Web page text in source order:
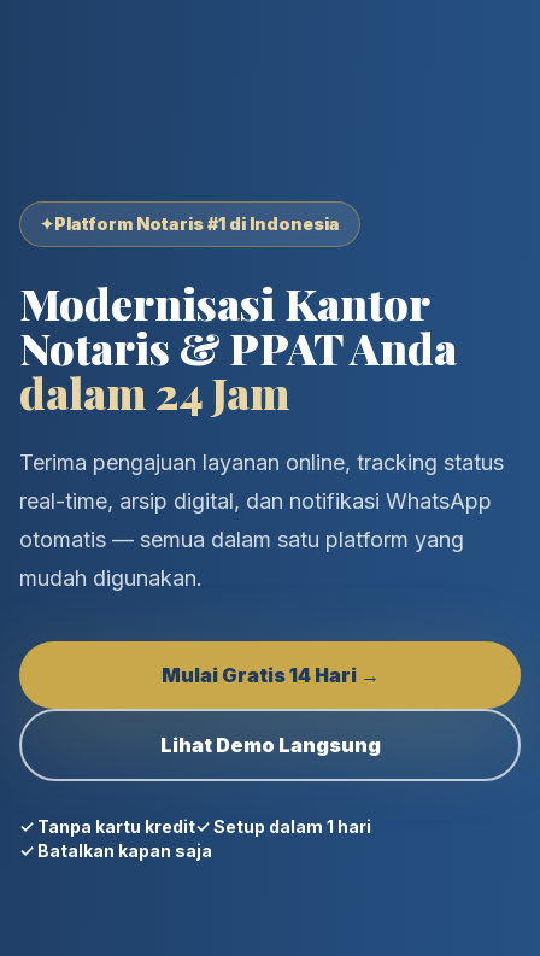
✦Platform Notaris #1 di Indonesia
Modernisasi Kantor
Notaris & PPAT Anda
dalam 24 Jam
Terima pengajuan layanan online, tracking status
real-time, arsip digital, dan notifikasi WhatsApp
otomatis — semua dalam satu platform yang
mudah digunakan.
Mulai Gratis 14 Hari →
Lihat Demo Langsung
✓ Tanpa kartu kredit✓ Setup dalam 1 hari
✓ Batalkan kapan saja